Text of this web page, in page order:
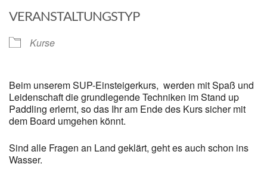
VERANSTALTUNGSTYP
Kurse
Beim unserem SUP-Einsteigerkurs, werden mit Spaß und
Leidenschaft die grundlegende Techniken im Stand up
Paddling erlernt, so das Ihr am Ende des Kurs sicher mit
dem Board umgehen könnt.
Sind alle Fragen an Land geklärt, geht es auch schon ins
Wasser.